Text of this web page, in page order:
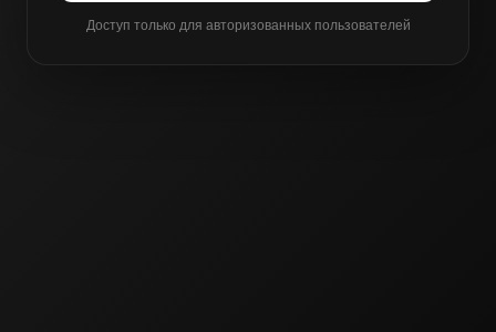
Доступ только для авторизованных пользователей